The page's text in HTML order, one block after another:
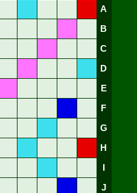
A
B
C
D
E
F
G
H
J